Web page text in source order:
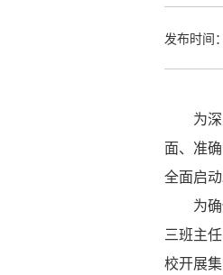
发布时间
为
面、准
全面启动
为
三班主
校开展